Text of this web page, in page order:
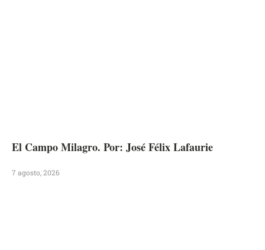
El Campo Milagro. Por: José Félix Lafaurie
7 agosto, 2026